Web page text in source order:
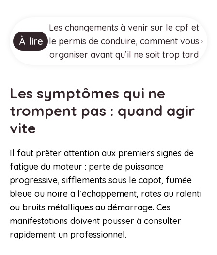
À lire
Les changements à venir sur le cpf et
le permis de conduire, comment vous
organiser avant qu’il ne soit trop tard
Les symptômes qui ne
trompent pas : quand agir
vite
Il faut prêter attention aux premiers signes de
fatigue du moteur : perte de puissance
progressive, sifflements sous le capot, fumée
bleue ou noire à l’échappement, ratés au ralenti
ou bruits métalliques au démarrage. Ces
manifestations doivent pousser à consulter
rapidement un professionnel.